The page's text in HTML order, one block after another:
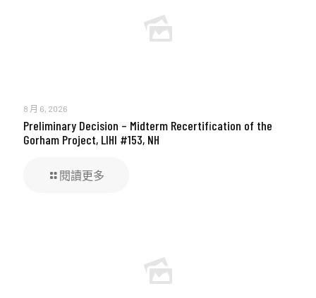
8 月 6, 2026
Preliminary Decision – Midterm Recertification of the
Gorham Project, LIHI #153, NH
閱讀更多